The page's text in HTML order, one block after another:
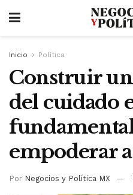
Inicio Política
Construir
del cuidado
empoderar
Por Negocios y Política MX